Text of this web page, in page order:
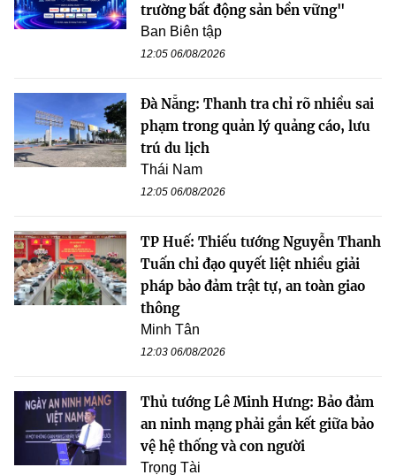
trường bất động sản bền vững"
Ban Biên tập
12:05 06/08/2026
Đà Nẵng: Thanh tra chỉ rõ nhiều sai
phạm trong quản lý quảng cáo, lưu
trú du lịch
Thái Nam
12:05 06/08/2026
TP Huế: Thiếu tướng Nguyễn Thanh
Tuấn chỉ đạo quyết liệt nhiều giải
pháp bảo đảm trật tự, an toàn giao
thông
Minh Tân
12:03 06/08/2026
Thủ tướng Lê Minh Hưng: Bảo đảm
an ninh mạng phải gắn kết giữa bảo
vệ hệ thống và con người
Trọng Tài